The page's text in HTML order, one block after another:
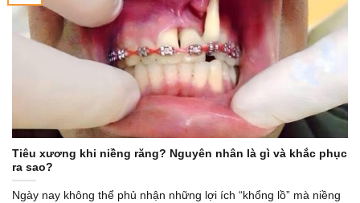
Tiêu xương khi niềng răng? Nguyên nhân là gì và khắc phục
ra sao?
Ngày nay không thể phủ nhận những lợi ích “khổng lồ” mà niềng